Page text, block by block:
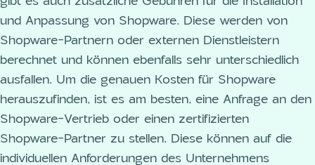
und Anpassung von Shopware. Diese werden von
Shopware-Partnern oder externen Dienstleistern
berechnet und können ebenfalls sehr unterschiedlich
ausfallen. Um die genauen Kosten für Shopware
herauszufinden, ist es am besten, eine Anfrage an den
Shopware-Vertrieb oder einen zertifizierten
Shopware-Partner zu stellen. Diese können auf die
individuellen Anforderungen des Unternehmens